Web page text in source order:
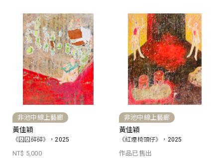
非池中線上藝廊
黃佳穎
《囚囚碎碎》，2025
NT$ 5,000
非池中線上藝廊
黃佳穎
《紅煙椅頭仔》，2025
作品已售出